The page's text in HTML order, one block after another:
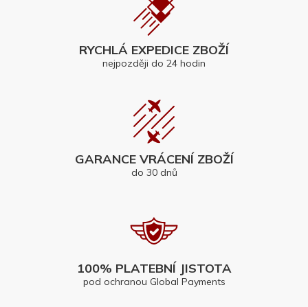
RYCHLÁ EXPEDICE ZBOŽÍ
nejpozději do 24 hodin
GARANCE VRÁCENÍ ZBOŽÍ
do 30 dnů
100% PLATEBNÍ JISTOTA
pod ochranou Global Payments